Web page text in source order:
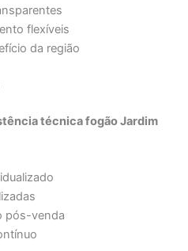
flexíveis
da região
técnica fogão Jardim
pós-venda